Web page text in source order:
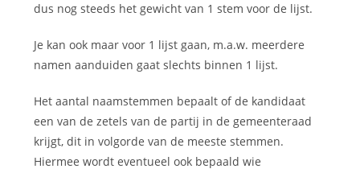
dus nog steeds het gewicht van 1 stem voor de lijst.
Je kan ook maar voor 1 lijst gaan, m.a.w. meerdere
namen aanduiden gaat slechts binnen 1 lijst.
Het aantal naamstemmen bepaalt of de kandidaat
een van de zetels van de partij in de gemeenteraad
krijgt, dit in volgorde van de meeste stemmen.
Hiermee wordt eventueel ook bepaald wie